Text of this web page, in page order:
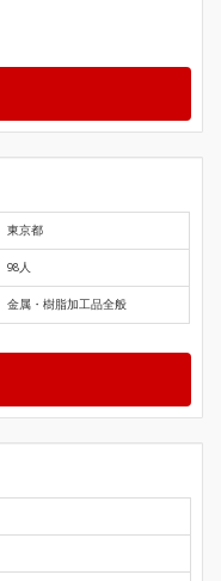
東京都
98人
金属・樹脂加工品全般